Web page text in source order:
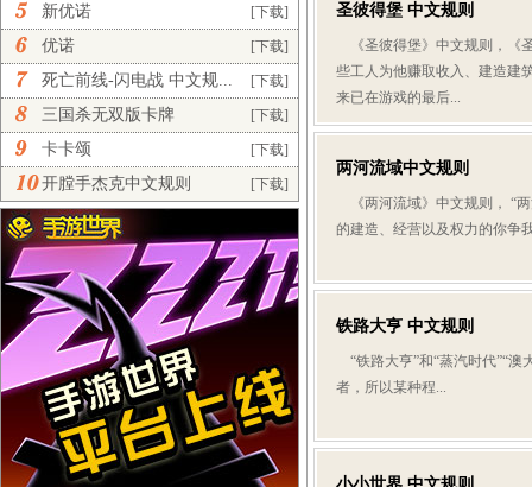
[下载]
新优诺
[下载]
优诺
[下载]
死亡前线-闪电战 中文规...
[下载]
三国杀无双版卡牌
[下载]
卡卡颂
[下载]
开膛手杰克中文规则
圣彼得堡 中文规则
《圣彼得堡》中文规则，《
些工人为他赚取收入、建造建
来已在游戏的最后...
两河流域中文规则
《两河流域》中文规则， “
的建造、经营以及权力的你争
铁路大亨 中文规则
“铁路大亨”和“蒸汽时代”“澳
者，所以某种程...